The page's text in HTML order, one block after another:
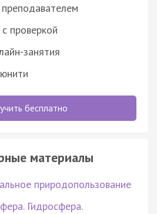
проверкой
занятия
бесплатно
материалы
природопользование
Гидросфера.